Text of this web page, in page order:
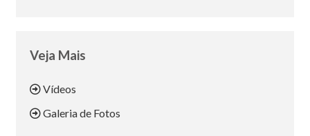
Veja Mais
Vídeos
Galeria de Fotos